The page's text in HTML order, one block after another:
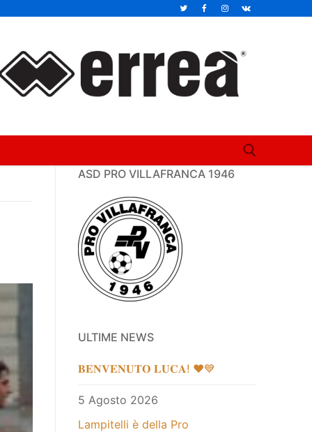
ASD PRO VILLAFRANCA 1946
ULTIME NEWS
𝐁𝐄𝐍𝐕𝐄𝐍𝐔𝐓𝐎 𝐋𝐔𝐂𝐀! ❤️💙
5 Agosto 2026
Lampitelli è della Pro